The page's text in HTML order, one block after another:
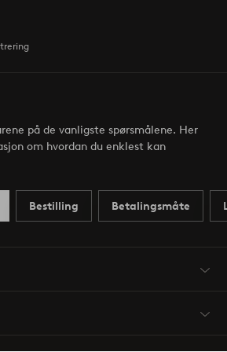
på de vanligste spørsmålene. Her
om hvordan du enklest kan
Bestilling Betalingsmåte